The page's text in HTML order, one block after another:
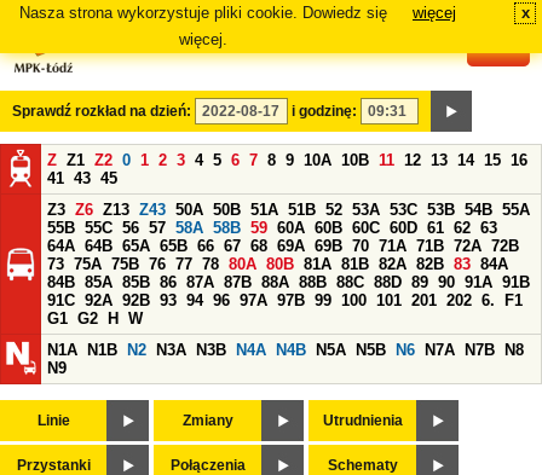
Nasza strona wykorzystuje pliki cookie. Dowiedz się
więcej.
więcej x
Sprawdź rozkład na dzień: i godzinę:
Z Z1 Z2 0 1 2 3 4 5 6 7 8 9 10A 10B 11 12 13 14 15 16
41 43 45
Z3 Z6 Z13 Z43 50A 50B 51A 51B 52 53A 53C 53B 54B 55A
55B 55C 56 57 58A 58B 59 60A 60B 60C 60D 61 62 63
64A 64B 65A 65B 66 67 68 69A 69B 70 71A 71B 72A 72B
73 75A 75B 76 77 78 80A 80B 81A 81B 82A 82B 83 84A
84B 85A 85B 86 87A 87B 88A 88B 88C 88D 89 90 91A 91B
91C 92A 92B 93 94 96 97A 97B 99 100 101 201 202 6.
F1
G1 G2 H
W
N1A
N1B N2 N3A N3B N4A N4B N5A N5B N6 N7A N7B
N8
N9
Linie Zmiany Utrudnienia
Przystanki Połączenia Schematy